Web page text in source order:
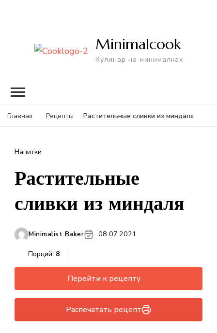
Minimalcook
Кулинар на минималках
Главная Рецепты Растительные сливки из миндаля
Напитки
Растительные
сливки из миндаля
Minimalist Baker 08.07.2021
Порций: 8
Перейти к рецепту
Распечатать рецепт